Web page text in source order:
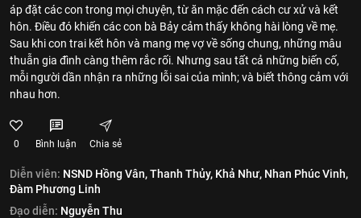
áp đặt các con trong mọi chuyện, từ ăn mặc đến cách cư xử và kết
hôn. Điều đó khiến các con bà Bảy cảm thấy không hài lòng về mẹ.
Sau khi con trai kết hôn và mang mẹ vợ về sống chung, những mâu
thuẫn gia đình càng thêm rắc rối. Nhưng sau tất cả những biến cố,
mỗi người dần nhận ra những lỗi sai của mình; và biết thông cảm với
nhau hơn.
0 Bình luận Chia sẻ
Diễn viên: NSND Hồng Vân,Thanh Thủy, Khả Như, Nhan Phúc Vinh,
Đàm Phương Linh
Đạo diễn: Nguyễn Thu